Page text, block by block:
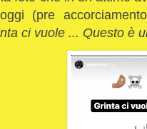
(pre
ci vuole ... Questo è